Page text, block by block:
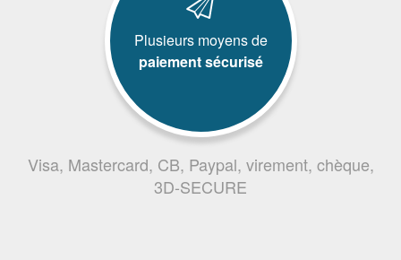
Plusieurs moyens de
paiement sécurisé
Visa, Mastercard, CB, Paypal, virement, chèque,
3D-SECURE